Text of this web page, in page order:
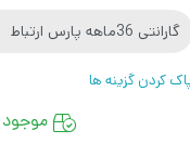
کردن گزینه ها
موجود